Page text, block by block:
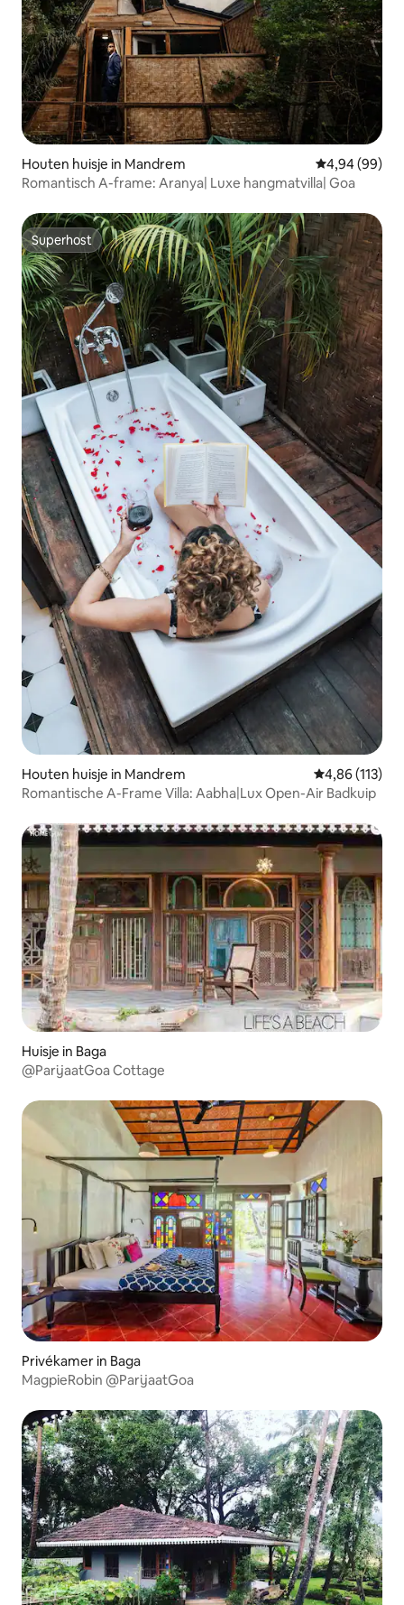
Houten huisje in Mandrem Gemiddelde
4,94 (99)
Romantisch A-frame: Aranya| Luxe hangmatvilla| Goa
Superhost
Superhost
Houten huisje in Mandrem Gemiddelde
4,86 (113)
Romantische A-Frame Villa: Aabha|Lux Open-Air Badkuip
Huisje in Baga
@ParijaatGoa Cottage
Privékamer in Baga
MagpieRobin @ParijaatGoa